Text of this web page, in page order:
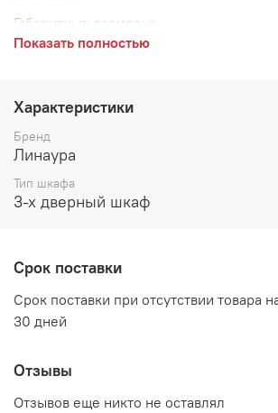
Габаритные размеры:
высота 1755 мм
Возможные расцветки
ЛДСП Анкор светлый, вставка Венге
ЛДСП Дуб Самдал, вставка Венге
Производитель:
Мебельная фабрика ЛИНАУРА
Показать полностью
Характеристики
Бренд
Линаура
Тип шкафа
3-х дверный шкаф
Срок поставки
Срок поставки при отсутствии товара
30 дней
Отзывы
Отзывов еще никто не оставлял